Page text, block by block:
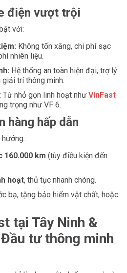
điện vượt trội
với:
Không tốn xăng, chi phí sạc
nhiên liệu.
Hệ thống an toàn hiện đại, trợ lý
giải trí thông minh.
Từ nhỏ gọn linh hoạt nhưVinFast
trọng như VF 6.
hàng hấp dẫn
160.000 km (tùy điều kiện đến
hoạt, thủ tục nhanh chóng.
bạ, tặng bảo hiểm vật chất, hoặc
tại Tây Ninh &
tư thông minh